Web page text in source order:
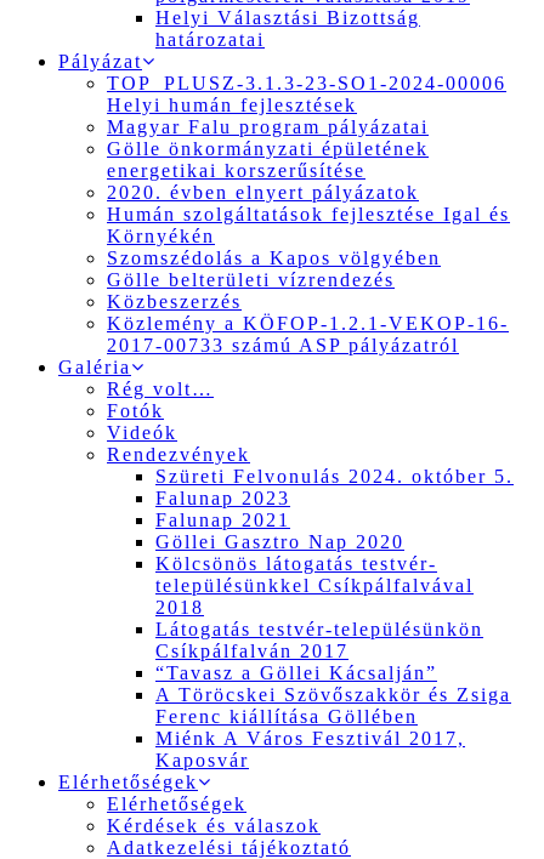
Helyi Választási Bizottság
határozatai
Pályázat
TOP_PLUSZ-3.1.3-23-SO1-2024-00006
Helyi humán fejlesztések
Magyar Falu program pályázatai
Gölle önkormányzati épületének
energetikai korszerűsítése
2020. évben elnyert pályázatok
Humán szolgáltatások fejlesztése Igal és
Környékén
Szomszédolás a Kapos völgyében
Gölle belterületi vízrendezés
Közbeszerzés
Közlemény a KÖFOP-1.2.1-VEKOP-16-
2017-00733 számú ASP pályázatról
Galéria
Rég volt…
Fotók
Videók
Rendezvények
Szüreti Felvonulás 2024. október 5.
Falunap 2023
Falunap 2021
Göllei Gasztro Nap 2020
Kölcsönös látogatás testvér-
településünkkel Csíkpálfalvával
2018
Látogatás testvér-településünkön
Csíkpálfalván 2017
“Tavasz a Göllei Kácsalján”
A Töröcskei Szövőszakkör és Zsiga
Ferenc kiállítása Göllében
Miénk A Város Fesztivál 2017,
Kaposvár
Elérhetőségek
Elérhetőségek
Kérdések és válaszok
Adatkezelési tájékoztató